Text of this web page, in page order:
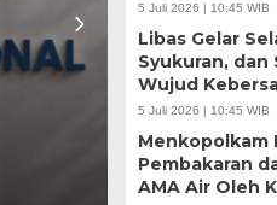
Legalitas
ilegal
5 Juli 2026 | 10:45 WIB
Libas Gelar
Syukuran, dan
Wujud
5 Juli 2026 | 10:45 WIB
Menkopolkam
Pembakaran
AMA Air Oleh